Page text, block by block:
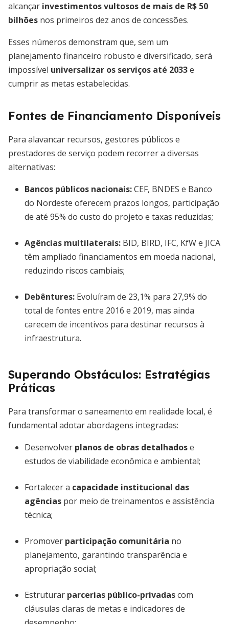
alcançar investimentos vultosos de mais de R$ 50
bilhões nos primeiros dez anos de concessões.
Esses números demonstram que, sem um
planejamento financeiro robusto e diversificado, será
impossível universalizar os serviços até 2033e
cumprir as metas estabelecidas.
Fontes de Financiamento Disponíveis
Para alavancar recursos, gestores públicos e
prestadores de serviço podem recorrer a diversas
alternativas:
Bancos públicos nacionais:CEF, BNDES e Banco
do Nordeste oferecem prazos longos, participação
de até 95% do custo do projeto e taxas reduzidas;
Agências multilaterais: BID, BIRD, IFC, KfW e JICA
têm ampliado financiamentos em moeda nacional,
reduzindo riscos cambiais;
Debêntures: Evoluíram de 23,1% para 27,9% do
total de fontes entre 2016 e 2019, mas ainda
carecem de incentivos para destinar recursos à
infraestrutura.
Superando Obstáculos: Estratégias
Práticas
Para transformar o saneamento em realidade local, é
fundamental adotar abordagens integradas:
Desenvolver planos de obras detalhadose
estudos de viabilidade econômica e ambiental;
Fortalecer a capacidade institucional das
agências por meio de treinamentos e assistência
técnica;
Promover participação comunitária no
planejamento, garantindo transparência e
apropriação social;
Estruturar parcerias público-privadascom
cláusulas claras de metas e indicadores de